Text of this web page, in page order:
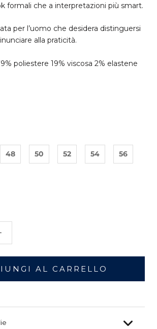
formali che a interpretazioni più smart.
per l’uomo che desidera distinguersi
alla praticità.
poliestere 19% viscosa 2% elastene
48 50 52 54 56
AL CARRELLO